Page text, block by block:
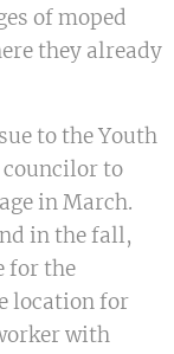
of moped
they already
to the Youth
to
in March.
in the fall,
for the
location for
with